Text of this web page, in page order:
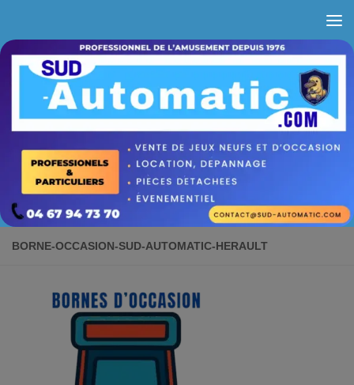
BORNE-OCCASION-SUD-AUTOMATIC-HERAULT